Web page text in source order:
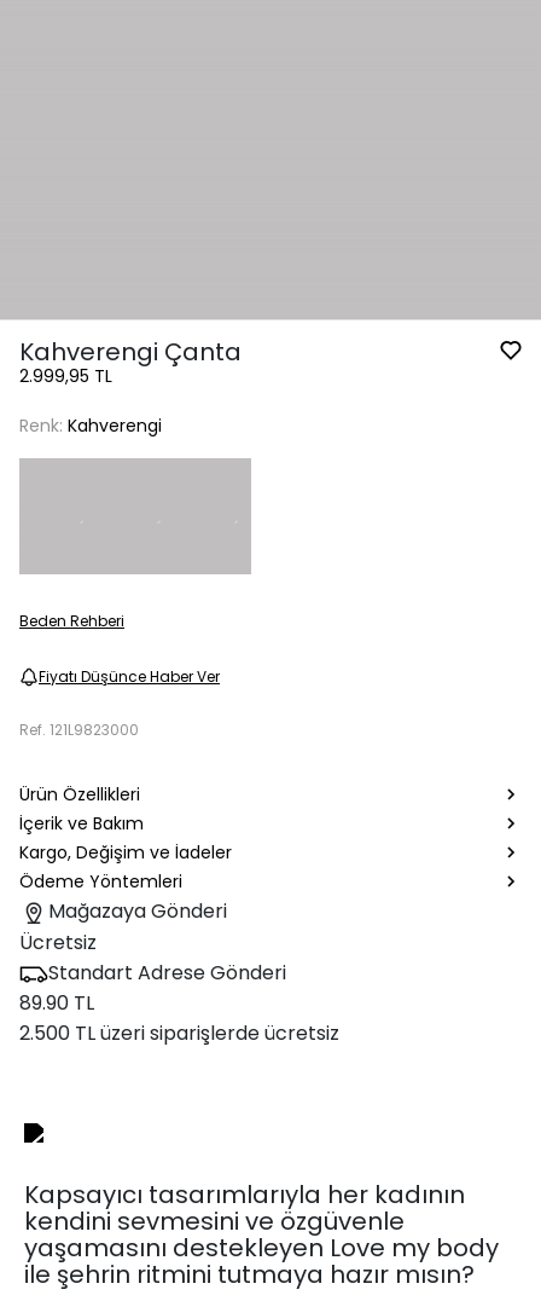
Kahverengi Çanta
2.999,95 TL
Renk: Kahverengi
Beden Rehberi
Fiyatı Düşünce Haber Ver
Ref. 121L9823000
Ürün Özellikleri
İçerik ve Bakım
Kargo, Değişim ve İadeler
Ödeme Yöntemleri
Mağazaya Gönderi
Ücretsiz
Standart Adrese Gönderi
89.90 TL
2.500 TL üzeri siparişlerde ücretsiz
Kapsayıcı tasarımlarıyla her kadının
kendini sevmesini ve özgüvenle
yaşamasını destekleyen Love my body
ile şehrin ritmini tutmaya hazır mısın?